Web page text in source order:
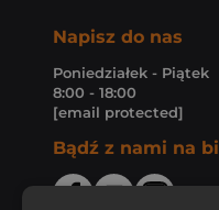
Napisz do nas
Poniedziałek - Piątek
8:00 - 18:00
[email protected]
Bądź z nami na